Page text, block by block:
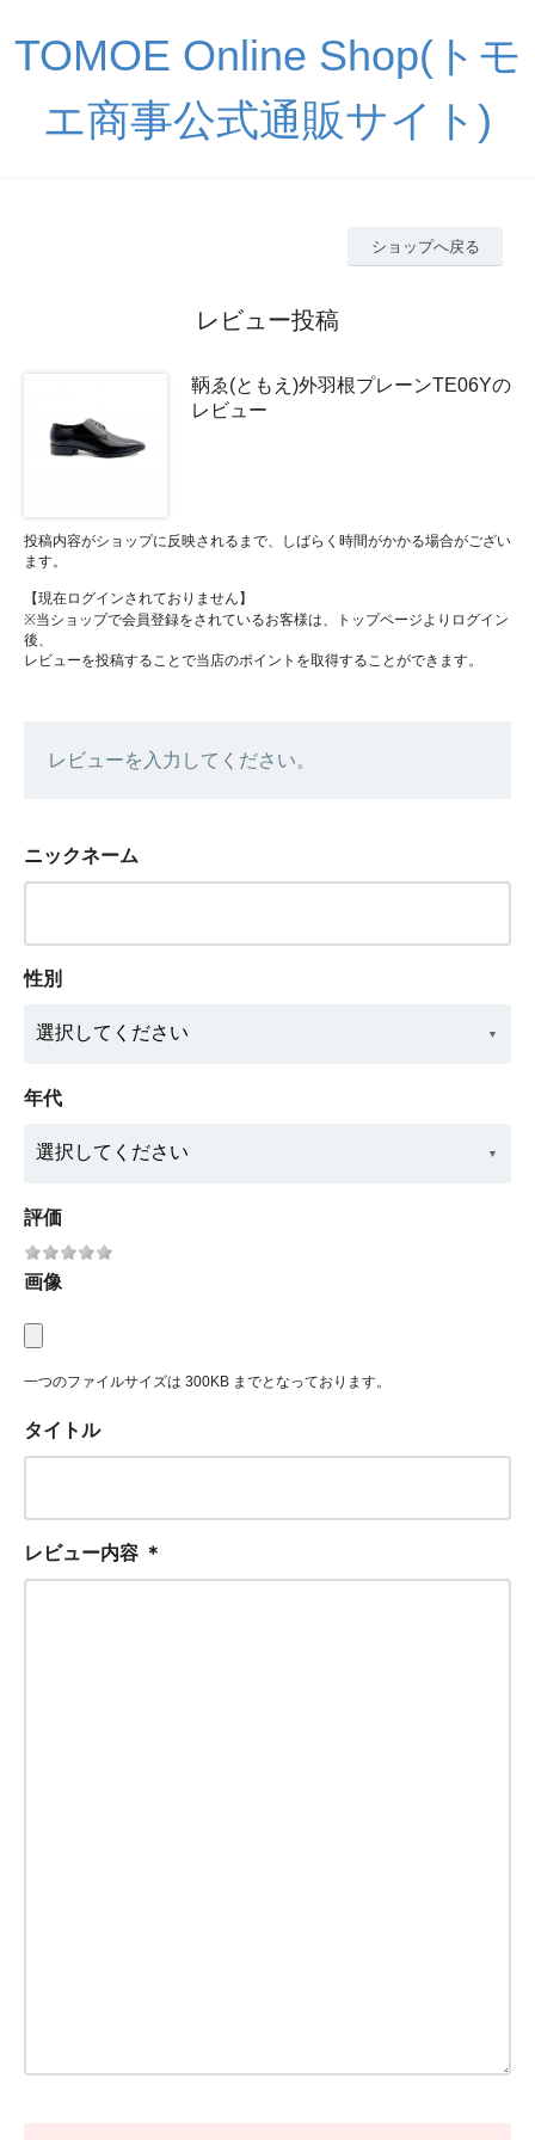
TOMOE Online Shop(トモ
エ商事公式通販サイト)
ショップへ戻る
レビュー投稿
鞆ゑ(ともえ)外羽根プレーンTE06Yの
レビュー
投稿内容がショップに反映されるまで、しばらく時間がかかる場合がござい
ます。
【現在ログインされておりません】
※当ショップで会員登録をされているお客様は、トップページよりログイン
後、
レビューを投稿することで当店のポイントを取得することができます。
レビューを入力してください。
ニックネーム
性別
年代
評価
画像
一つのファイルサイズは 300KB までとなっております。
タイトル
レビュー内容 ＊